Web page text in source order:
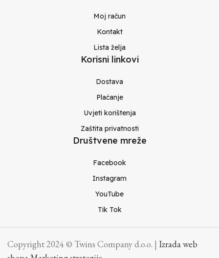
Moj račun
Kontakt
Lista želja
Korisni linkovi
Dostava
Plaćanje
Uvjeti korištenja
Zaštita privatnosti
Društvene mreže
Facebook
Instagram
YouTube
Tik Tok
Copyright 2024 © Twins Company d.o.o. | Izrada web